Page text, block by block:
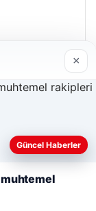
×
Güncel Haberler
muhtemel